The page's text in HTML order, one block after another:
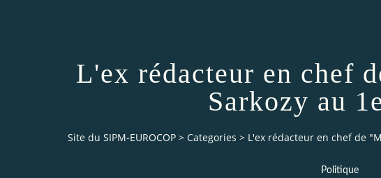
L'ex rédacteur en chef
Sarkozy au
Site du SIPM-EUROCOP > Categories > L'ex rédacteur en chef de
Politique